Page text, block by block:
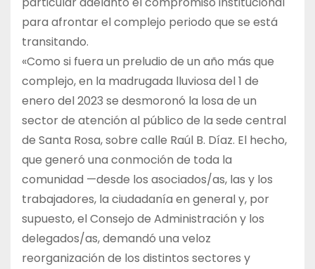
para afrontar el complejo periodo que se está
transitando.
«Como si fuera un preludio de un año más que
complejo, en la madrugada lluviosa del 1 de
enero del 2023 se desmoronó la losa de un
sector de atención al público de la sede central
de Santa Rosa, sobre calle Raúl B. Díaz. El hecho,
que generó una conmoción de toda la
comunidad —desde los asociados/as, las y los
trabajadores, la ciudadanía en general y, por
supuesto, el Consejo de Administración y los
delegados/as, demandó una veloz
reorganización de los distintos sectores y